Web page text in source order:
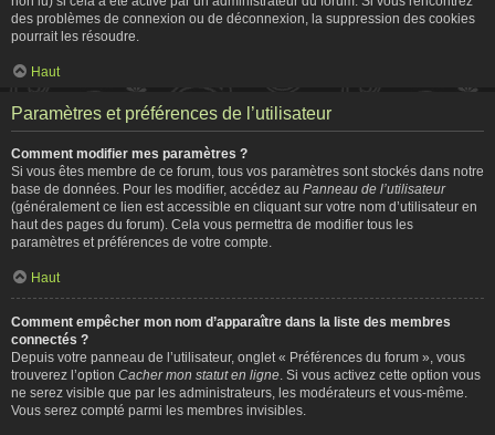
des problèmes de connexion ou de déconnexion, la suppression des cookies
pourrait les résoudre.
Haut
Paramètres et préférences de l’utilisateur
Comment modifier mes paramètres ?
Si vous êtes membre de ce forum, tous vos paramètres sont stockés dans notre
base de données. Pour les modifier, accédez au Panneau de l’utilisateur
(généralement ce lien est accessible en cliquant sur votre nom d’utilisateur en
haut des pages du forum). Cela vous permettra de modifier tous les
paramètres et préférences de votre compte.
Haut
Comment empêcher mon nom d’apparaître dans la liste des membres
connectés ?
Depuis votre panneau de l’utilisateur, onglet « Préférences du forum », vous
trouverez l’option Cacher mon statut en ligne . Si vous activez cette option vous
ne serez visible que par les administrateurs, les modérateurs et vous-même.
Vous serez compté parmi les membres invisibles.